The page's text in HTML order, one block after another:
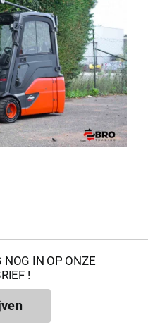
NOG IN OP ONZE
!